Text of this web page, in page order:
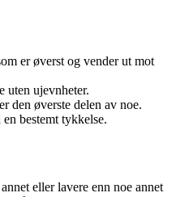
er øverst og vender ut mot
uten ujevnheter.
den øverste delen av noe.
bestemt tykkelse.
eller lavere enn noe annet